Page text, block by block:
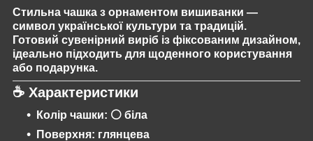
Стильна чашка з орнаментом вишиванки —
символ української культури та традицій.
Готовий сувенірний виріб із фіксованим дизайном,
ідеально підходить для щоденного користування
або подарунка.
☕ Характеристики
Колір чашки: ⚪ біла
Поверхня: глянцева